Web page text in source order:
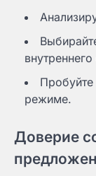
Пробуйте
режиме.
Доверие